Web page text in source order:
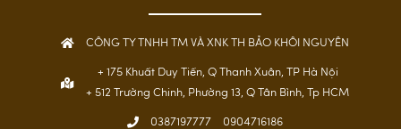
CÔNG TY TNHH TM VÀ XNK TH BẢO KHÔI NGUYÊN
+ 175 Khuất Duy Tiến, Q Thanh Xuân, TP Hà Nội
+ 512 Trường Chinh, Phường 13, Q Tân Bình, Tp HCM
0387197777 0904716186